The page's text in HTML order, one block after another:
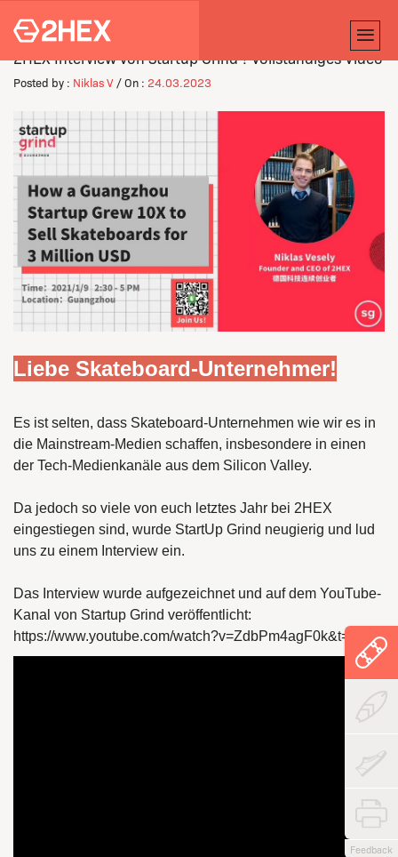
Feedback
2HEX Interview von Startup Grind ?️ Vollständiges Video
Posted by : Niklas V / On : 24.03.2023
Liebe Skateboard-Unternehmer!
Es ist selten, dass Skateboard-Unternehmen wie wir es in
die Mainstream-Medien schaffen, insbesondere in einen
der Tech-Medienkanäle aus dem Silicon Valley.
Da jedoch so viele von euch letztes Jahr bei 2HEX
eingestiegen sind, wurde StartUp Grind neugierig und lud
uns zu einem Interview ein.
Das Interview wurde aufgezeichnet und auf dem YouTube-
Kanal von Startup Grind veröffentlicht:
https://www.youtube.com/watch?v=ZdbPm4agF0k&t=744s